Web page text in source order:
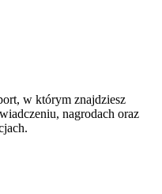
w którym znajdziesz
nagrodach oraz